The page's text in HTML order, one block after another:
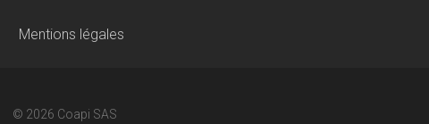
Mentions légales
© 2026 Coapi SAS